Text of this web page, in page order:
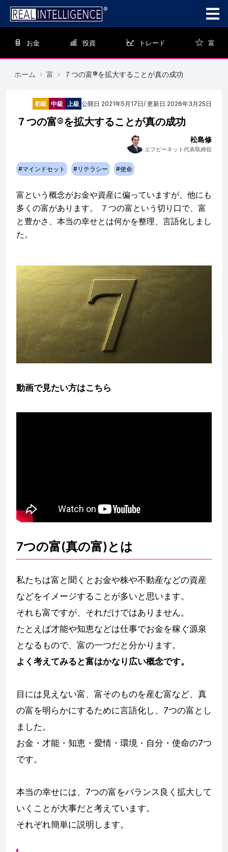
お金 投資 トレード 富
ホーム › 富 › ７つの富®を拡大することが真の成功
初級 中級 上級 公開日 2021年5月17日/ 更新日 2026年3月25日
７つの富®を拡大することが真の成功
松島修
エフピーネット代表取締役
#マインドセット #リテラシー #使命
富という概念がお金や資産に偏っていますが、他にも
多くの富があります。 ７つの富という切り口で、富
と豊かさ、本当の幸せとは何かを整理、言語化しまし
た。
動画で見たい方はこちら
7つの富(真の富)とは
私たちは富と聞くとお金や株や不動産などの資産
などをイメージすることが多いと思います。
それも富ですが、それだけではありません。
たとえば才能や知恵などは仕事でお金を稼ぐ源泉
となるもので、富の一つだと分かります。
よく考えてみると富はかなり広い概念です。
目には見えない富、富そのものを産む富など、真
の富を明らかにするために言語化し、7つの富とし
ました。
お金・才能・知恵・愛情・環境・自分・使命の7つ
です。
本当の幸せには、7つの富をバランス良く拡大して
いくことが大事だと考えています。
それぞれ簡単に説明します。